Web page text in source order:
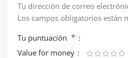
Tu dirección de correo
Los campos obligatorios están
Tu puntuación *
Value for money